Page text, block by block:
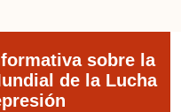
sobre la
de la Lucha